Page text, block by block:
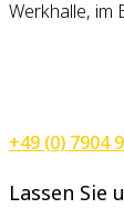
Werkhalle, im
+49 (0) 7904
Lassen Sie